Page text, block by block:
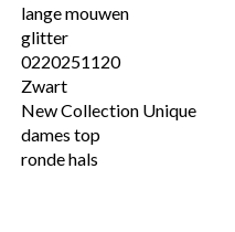
lange mouwen
glitter
0220251120
Zwart
New Collection Unique
dames top
ronde hals